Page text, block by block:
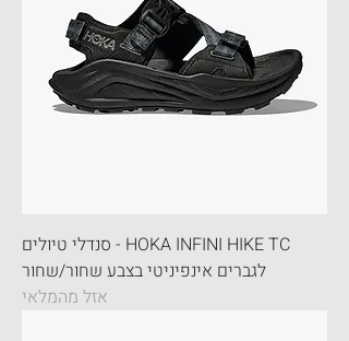
HOKA INFINI HIKE TC - סנדלי טיולים
לגברים אינפיניטי בצבע שחור/שחור
אזל מהמלאי